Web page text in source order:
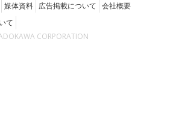
媒体資料 広告掲載について 会社概要
て
CORPORATION